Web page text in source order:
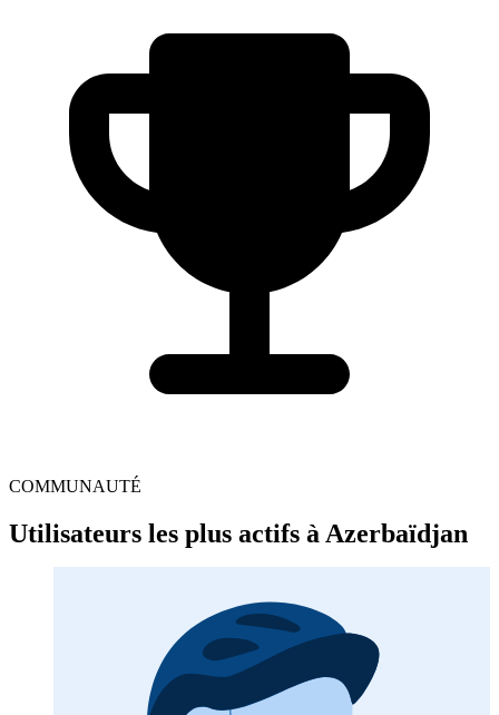
COMMUNAUTÉ
Utilisateurs les plus actifs à Azerbaïdjan